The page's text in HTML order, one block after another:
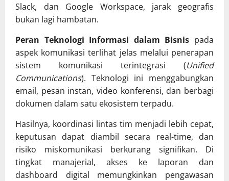
Slack, dan Google Workspace, jarak geografis
bukan lagi hambatan.
Peran Teknologi Informasi dalam Bisnis pada
aspek komunikasi terlihat jelas melalui penerapan
sistem komunikasi terintegrasi (Unified
Communications). Teknologi ini menggabungkan
email, pesan instan, video konferensi, dan berbagi
dokumen dalam satu ekosistem terpadu.
Hasilnya, koordinasi lintas tim menjadi lebih cepat,
keputusan dapat diambil secara real-time, dan
risiko miskomunikasi berkurang signifikan. Di
tingkat manajerial, akses ke laporan dan
dashboard digital memungkinkan pengawasan